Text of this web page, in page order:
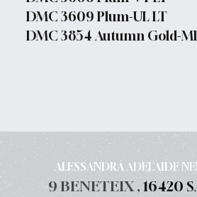
DMC 3609 Plum-UL LT
DMC 3854 Autumn Gold-
ALESSANDRA ADELAIDE
9 BENETEIX ,16420